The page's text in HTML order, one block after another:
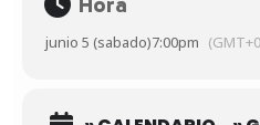
junio 5 (sabado)7:00pm